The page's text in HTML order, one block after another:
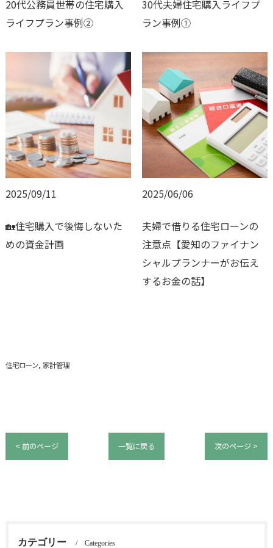
20代公務員世帯の住宅購入
ライフプラン事例②
30代夫婦住宅購入ライフプ
ラン事例①
2025/09/11
🏡住宅購入で後悔しないた
めの資金計画
2025/06/06
夫婦で借りる住宅ローンの
注意点【愛知のファイナン
シャルプランナーがお伝え
するお金の話】
住宅ローン 家計管理
< 前のページ 一覧に戻る 次のページ >
カテゴリー Categories